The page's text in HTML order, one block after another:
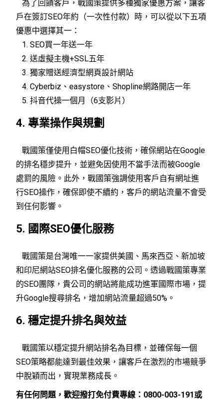
為了回饋客戶，戰國策提供多種獨家優惠方案，讓客
戶在簽訂SEO年約（一次性付款）時，可以從以下五項
優惠中選擇其一：
1. SEO買一年送一年
2. 送虛擬主機+SSL五年
3. 獨家贈送經濟型網頁設計網站
4. Cyberbiz、easystore、Shopline網路開店一年
5. 抖音代操一個月（6支影片）
4. 專業操作與規劃
戰國策僅使用白帽SEO優化技術，確保網站在Google
的排名穩步提升，並避免因使用不當手法而被Google
處罰的風險。此外，戰國策強調使用客戶自有網址進
行SEO操作，確保即使不續約，客戶的網站流量不會受
到任何影響。
5. 國際SEO優化服務
戰國策是台灣唯一一家提供美國、馬來西亞、新加坡
和印尼網站SEO排名優化服務的公司。透過戰國策專業
的SEO團隊，貴公司的網站將能成功進軍國際市場，提
升Google搜尋排名，增加網站流量超過50%。
6. 穩定提升排名與效益
戰國策以穩定提升網站排名為目標，並確保每一個
SEO策略都能達到最佳效果，讓客戶在激烈的市場競爭
中脫穎而出，實現業務成長。
有任何問題，歡迎撥打免付費專線：0800-003-191或